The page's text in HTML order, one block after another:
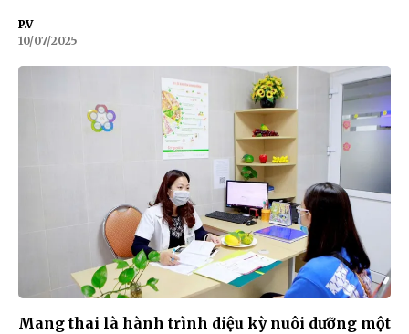
P.V
10/07/2025
Mang thai là hành trình diệu kỳ nuôi dưỡng một